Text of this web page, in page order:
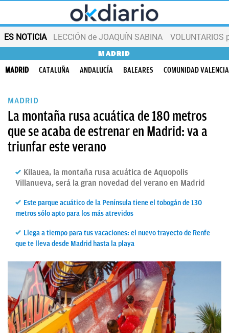
ES NOTICIA LECCIÓN de JOAQUÍN SABINA VOLUNTARIOS
MADRID
MADRID CATALUÑA ANDALUCÍA BALEARES COMUNIDAD
MADRID
La montaña rusa acuática de 180 metros
que se acaba de estrenar en Madrid: va a
triunfar este verano
Kilauea, la montaña rusa acuática de Aquopolis
Villanueva, será la gran novedad del verano en Madrid
Este parque acuático de la Península tiene el tobogán de 130
metros sólo apto para los más atrevidos
Llega a tiempo para tus vacaciones: el nuevo trayecto de Renfe
que te lleva desde Madrid hasta la playa